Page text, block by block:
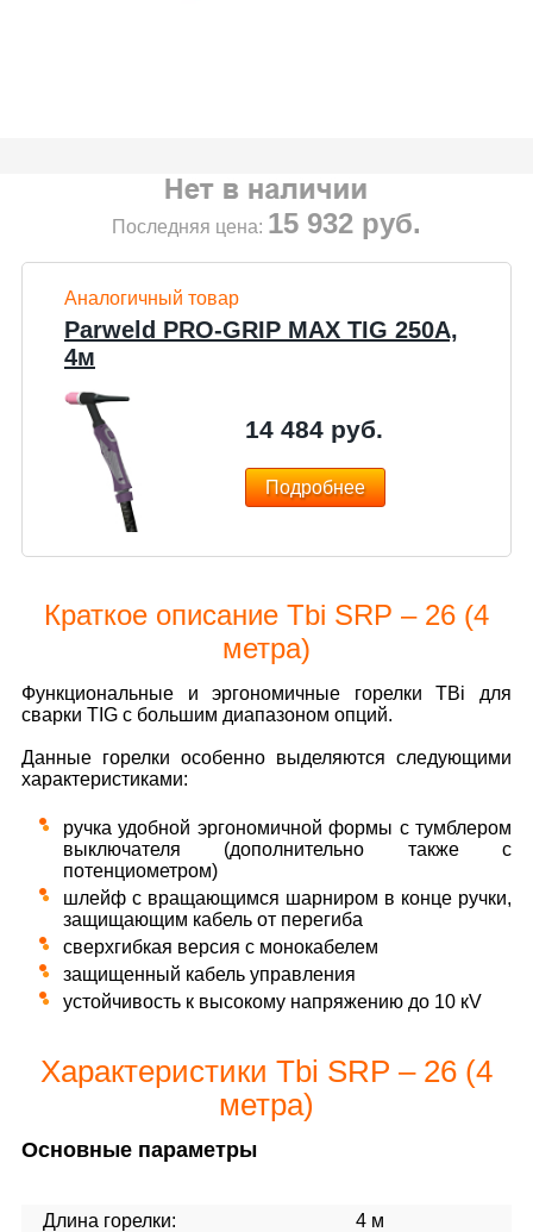
Последняя цена: 15 932 руб.
Аналогичный товар
Parweld PRO-GRIP MAX TIG 250A,
4м
14 484руб.
Подробнее
Краткое описание Tbi SRP – 26 (4
метра)
Функциональные и эргономичные горелки TBi для
сварки TIG с большим диапазоном опций.
Данные горелки особенно выделяются следующими
характеристиками:
ручка удобной эргономичной формы с тумблером
выключателя (дополнительно также с
потенциометром)
шлейф с вращающимся шарниром в конце ручки,
защищающим кабель от перегиба
сверхгибкая версия с монокабелем
защищенный кабель управления
устойчивость к высокому напряжению до 10 кV
Характеристики Tbi SRP – 26 (4
метра)
Основные параметры
Длина горелки:
4 м